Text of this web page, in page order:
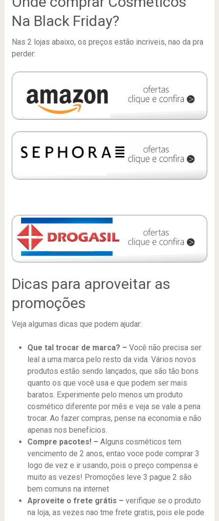
Na Black Friday?
Nas 2 lojas abaixo, os preços estão incriveis, nao da pra
perder:
Dicas para aproveitar as
promoções
Veja algumas dicas que podem ajudar:
Que tal trocar de marca? – Você não precisa ser
leal a uma marca pelo resto da vida. Vários novos
produtos estão sendo lançados, que são tão bons
quanto os que você usa e que podem ser mais
baratos. Experimente pelo menos um produto
cosmético diferente por mês e veja se vale a pena
trocar. Ao fazer compras, pense na economia e não
apenas nos benefícios.
Compre pacotes! – Alguns cosméticos tem
vencimento de 2 anos, entao voce pode comprar 3
logo de vez e ir usando, pois o preço compensa e
muito as vezes! Promoções leve 3 pague 2 são
bem comuns na internet
Aproveite o frete grátis – verifique se o produto
na loja, as vezes nao tme frete gratis, pois ele pode